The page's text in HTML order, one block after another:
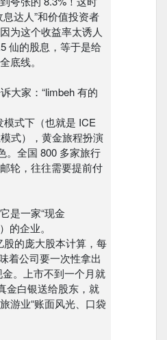
达人”和价值投资者
为这个收益率太诱人
仙的股息，等于是给
底线。
大家：“limbeh 有的
式下（也就是 ICE
式），黄金旅程扮演
。全国 800 多家旅行
轮，往往需要提前付
是一家“现金
的企业。
股的庞大股本计算，每
着公司要一次性拿出
。上市不到一个月就
金白银送给股东，就
游业“账面风光、口袋